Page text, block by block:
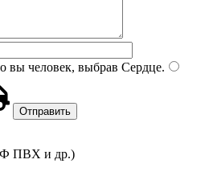
вы человек, выбрав Сердце.
ПВХ и др.)